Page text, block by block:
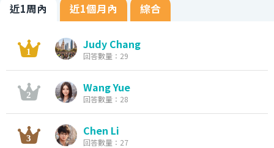
近1周內 近1個月內 綜合
Judy Chang
回答數量：29
Wang Yue
回答數量：28
Chen Li
回答數量：27